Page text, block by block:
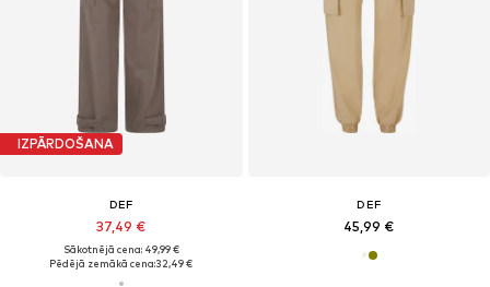
IZPĀRDOŠANA
DEF
37,49 €
Sākotnējā cena: 49,99 €
Pēdējā zemākā cena:32,49 €
DEF
45,99 €